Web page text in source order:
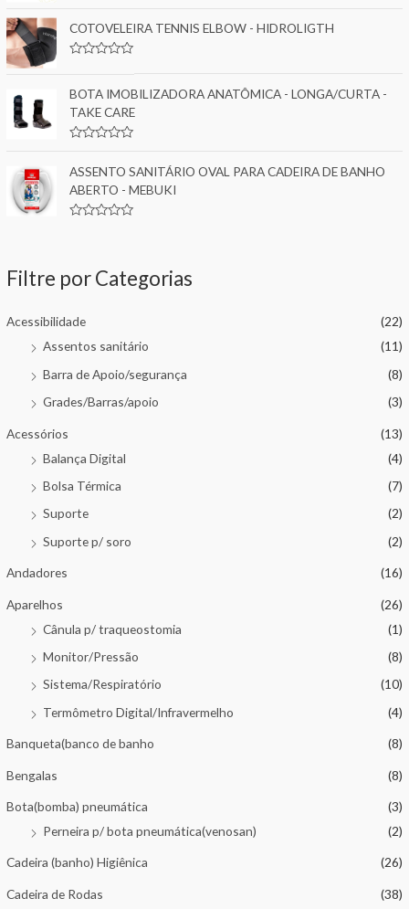
t
o
f
t
e
d
t
o
f
5
COTOVELEIRA TENNIS ELBOW - HIDROLIGTH
t
e
d
0
o
o
f
5
BOTA IMOBILIZADORA ANATÔMICA - LONGA/CURTA -
TAKE CARE
t
e
d
0
5
ASSENTO SANITÁRIO OVAL PARA CADEIRA DE BANHO
ABERTO - MEBUKI
d
0
t
f
Filtre por Categorias
Acessibilidade
(22)
Assentos sanitário
(11)
Barra de Apoio/segurança
(8)
Grades/Barras/apoio
(3)
Acessórios
(13)
Balança Digital
(4)
Bolsa Térmica
(7)
Suporte
(2)
Suporte p/ soro
(2)
Andadores (16)
Aparelhos
(26)
Cânula p/ traqueostomia
(1)
Monitor/Pressão
(8)
Sistema/Respiratório
(10)
Termômetro Digital/Infravermelho
(4)
Banqueta(banco de banho (8)
Bengalas (8)
Bota(bomba) pneumática
(3)
Perneira p/ bota pneumática(venosan)
(2)
Cadeira (banho) Higiênica (26)
Cadeira de Rodas
(38)